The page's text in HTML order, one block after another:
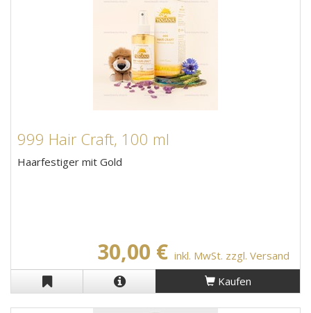
999 Hair Craft, 100 ml
Haarfestiger mit Gold
30,00 € inkl. MwSt. zzgl. Versand
Kaufen